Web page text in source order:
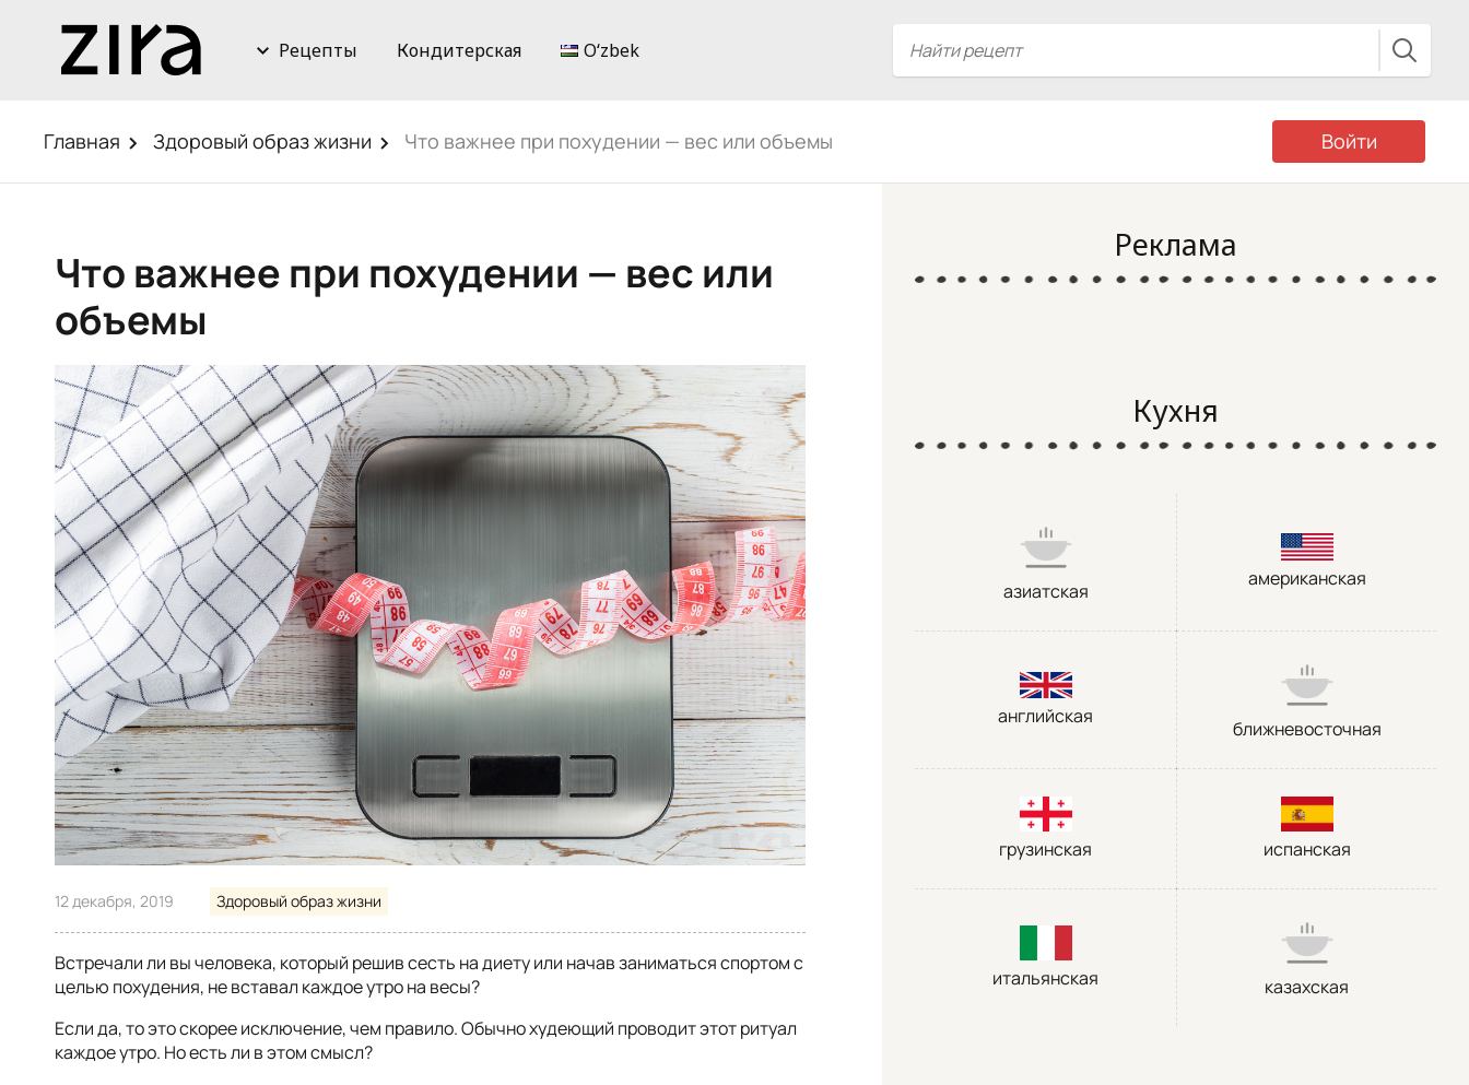
Рецепты Кондитерская Oʻzbek
Главная Здоровый образ жизни Что важнее при похудении — вес или объемы Войти
Что важнее при похудении — вес или
объемы
12 декабря, 2019 Здоровый образ жизни
Встречали ли вы человека, который решив сесть на диету или начав заниматься спортом с
целью похудения, не вставал каждое утро на весы?
Если да, то это скорее исключение, чем правило. Обычно худеющий проводит этот ритуал
каждое утро. Но есть ли в этом смысл?
Реклама
Кухня
азиатская
американская
английская
ближневосточная
грузинская испанская
итальянская казахская